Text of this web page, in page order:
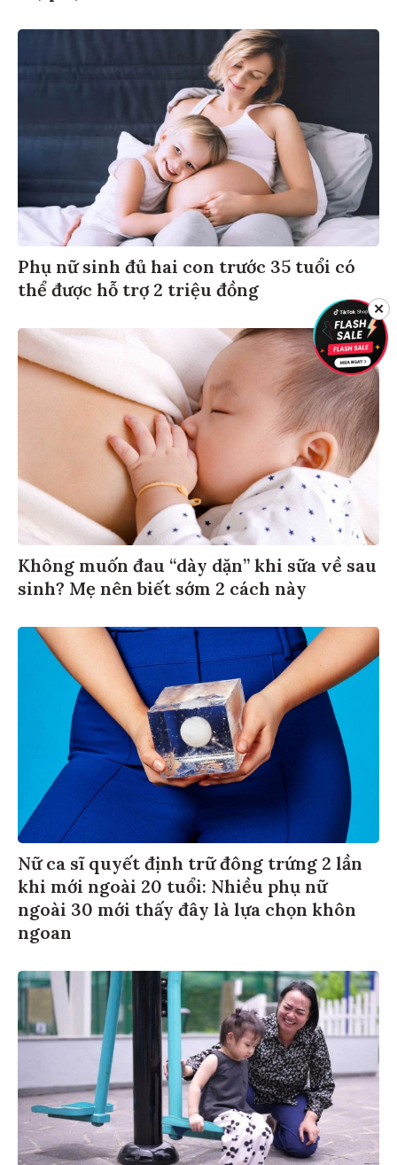
Phụ nữ sinh đủ hai con trước 35 tuổi có
thể được hỗ trợ 2 triệu đồng
Không muốn đau “dày dặn” khi sữa về sau
sinh? Mẹ nên biết sớm 2 cách này
Nữ ca sĩ quyết định trữ đông trứng 2 lần
khi mới ngoài 20 tuổi: Nhiều phụ nữ
ngoài 30 mới thấy đây là lựa chọn khôn
ngoan
✕